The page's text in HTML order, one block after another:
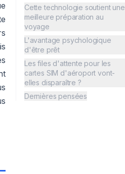
Cette technologie soutient une
meilleure préparation au
voyage
L'avantage psychologique
d'être prêt
Les files d'attente pour les
cartes SIM d'aéroport vont-
elles disparaître ?
Dernières pensées